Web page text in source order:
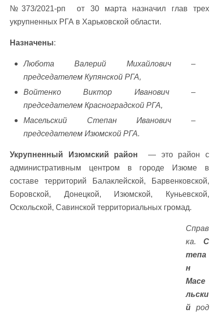
№373/2021-рп от 30 марта назначил глав трех
укрупненных РГА в Харьковской области.
Назначены:
Любота Валерий Михайлович –
председателем Купянской РГА,
Войтенко Виктор Иванович –
председателем Красноградской РГА,
Масельский Степан Иванович –
председателем Изюмской РГА.
Укрупненный Изюмский район — это район с
административным центром в городе Изюме в
составе территорий Балаклейской, Барвенковской,
Боровской, Донецкой, Изюмской, Куньевской,
Оскольской, Савинской территориальных громад.
Справ
ка. С
тепа
н
Масе
льски
й род